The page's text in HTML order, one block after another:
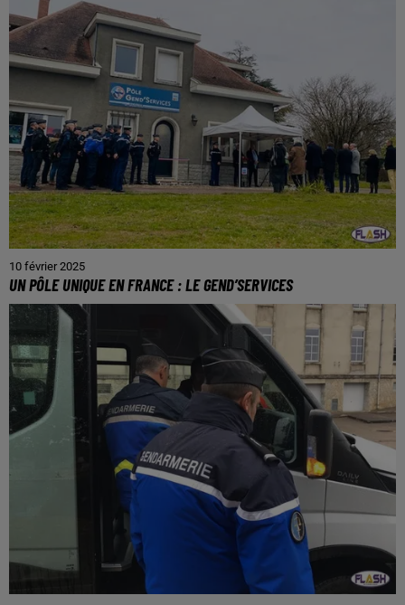
10 février 2025
UN PÔLE UNIQUE EN FRANCE : LE GEND’SERVICES